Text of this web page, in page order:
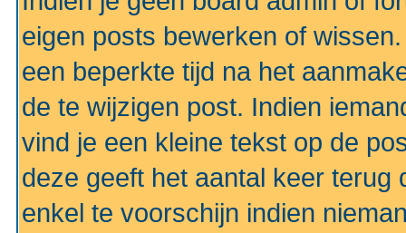
eigen posts bewerken of
een beperkte tijd na het
de te wijzigen post. Indien
vind je een kleine tekst op de
deze geeft het aantal keer terug
enkel te voorschijn indien